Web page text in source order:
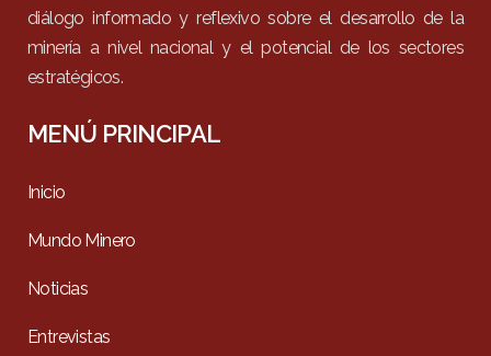
diálogo informado y reflexivo sobre el desarrollo de la
minería a nivel nacional y el potencial de los sectores
estratégicos.
MENÚ PRINCIPAL
Inicio
Mundo Minero
Noticias
Entrevistas